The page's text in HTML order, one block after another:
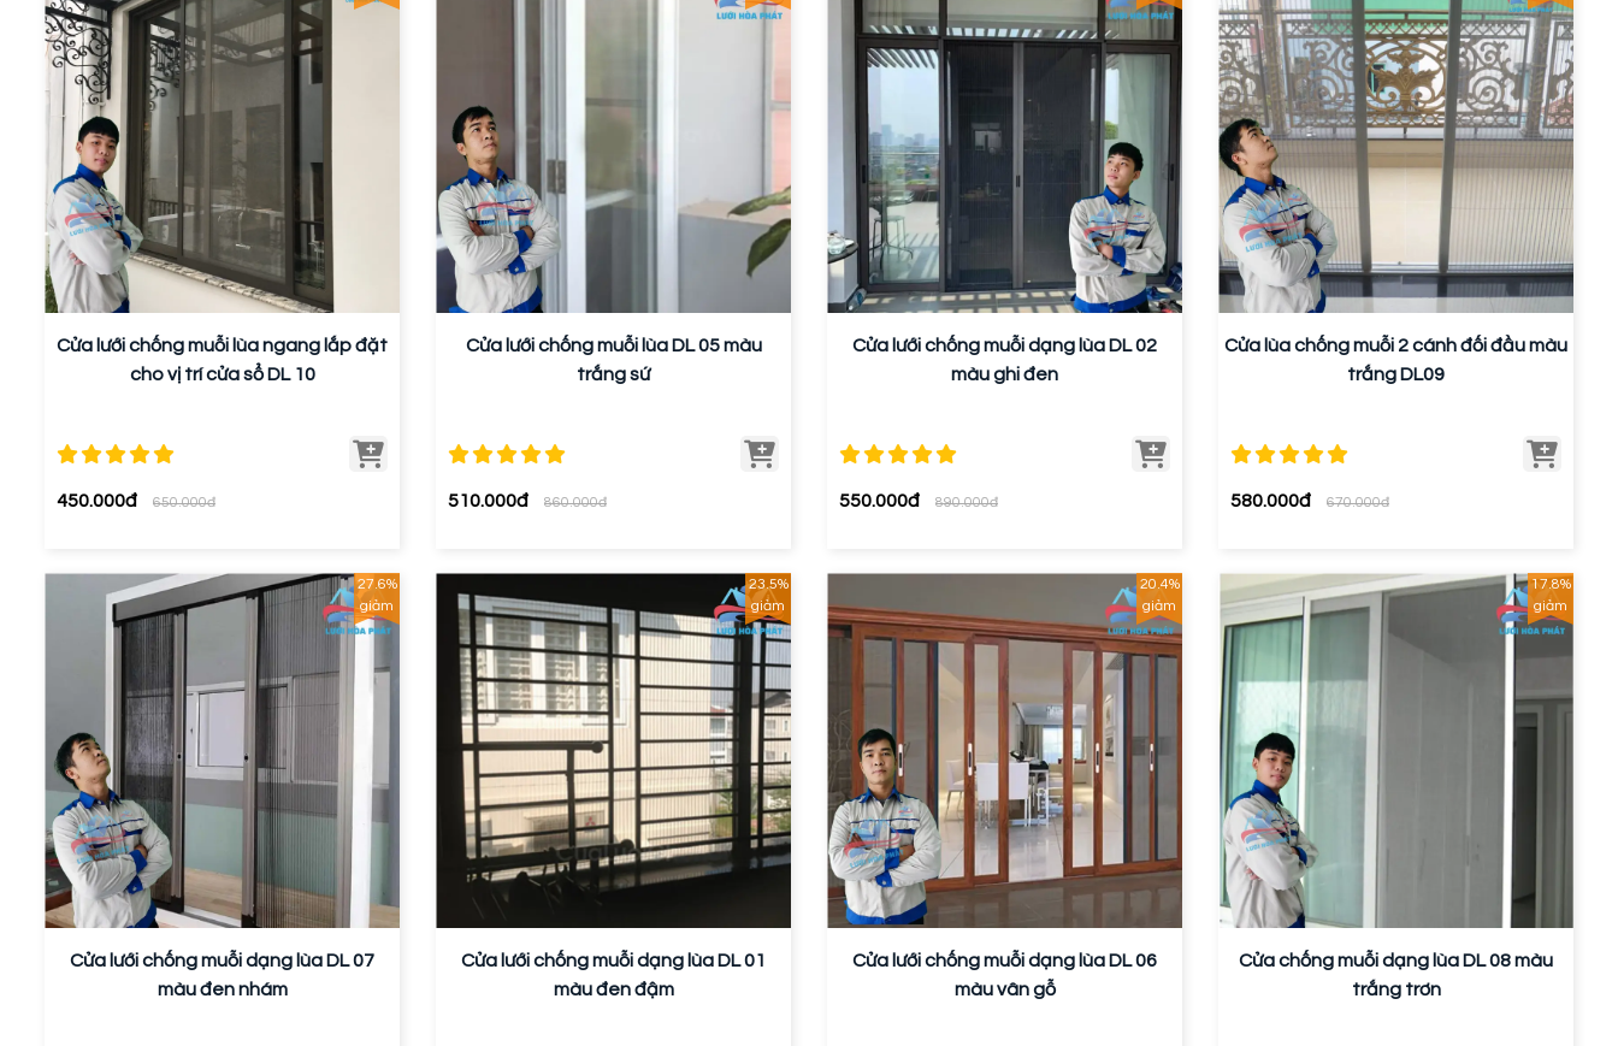
Cửa lưới chống muỗi lùa ngang lắp đặt
cho vị trí cửa sổ DL 10
450.000đ 650.000đ
Cửa lưới chống muỗi lùa DL 05 màu
trắng sứ
510.000đ 860.000đ
Cửa lưới chống muỗi dạng lùa DL 02
màu ghi đen
550.000đ 890.000đ
Cửa lùa chống muỗi 2 cánh đối đầu màu
trắng DL09
580.000đ 670.000đ
27.6%
giảm
Cửa lưới chống muỗi dạng lùa DL 07
màu đen nhám
23.5%
giảm
Cửa lưới chống muỗi dạng lùa DL 01
màu đen đậm
20.4%
giảm
Cửa lưới chống muỗi dạng lùa DL 06
màu vân gỗ
17.8%
giảm
Cửa chống muỗi dạng lùa DL 08 màu
trắng trơn